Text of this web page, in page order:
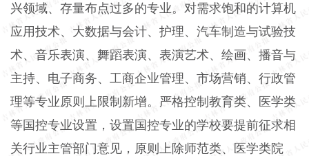
兴领域、存量布点过多的专业。对需求饱和的计算机
应用技术、大数据与会计、护理、汽车制造与试验技
术、音乐表演、舞蹈表演、表演艺术、绘画、播音与
主持、电子商务、工商企业管理、市场营销、行政管
理等专业原则上限制新增。严格控制教育类、医学类
等国控专业设置，设置国控专业的学校要提前征求相
关行业主管部门意见，原则上除师范类、医学类院